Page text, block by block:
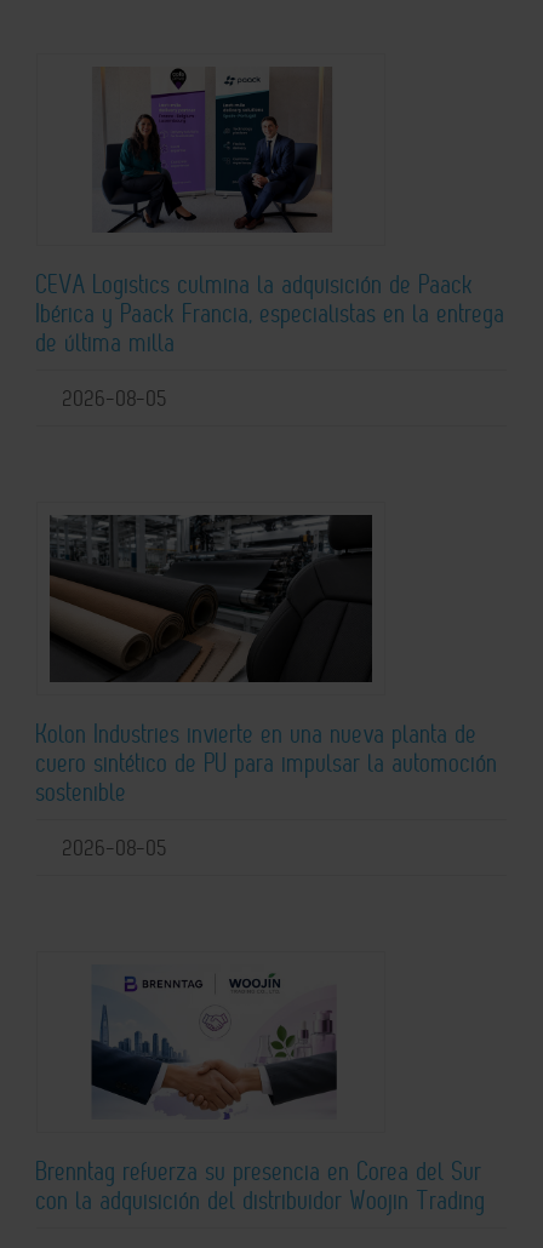
CEVA Logistics culmina la adquisición de Paack
Ibérica y Paack Francia, especialistas en la entrega
de última milla
2026-08-05
Kolon Industries invierte en una nueva planta de
cuero sintético de PU para impulsar la automoción
sostenible
2026-08-05
Brenntag refuerza su presencia en Corea del Sur
con la adquisición del distribuidor Woojin Trading